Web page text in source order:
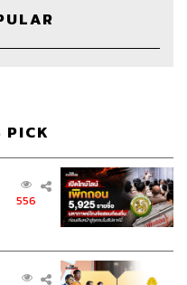
วทั้งนั้น ไม่ใช่อาการผิด
งจำจนถ่ายทอดออกมาได้
เพราะความพร้อมจะ
ญหน้ากับสถานการณ์ที่
ที่หน้ากระจก เพื่อจะได้
ด้วย
PICK
556